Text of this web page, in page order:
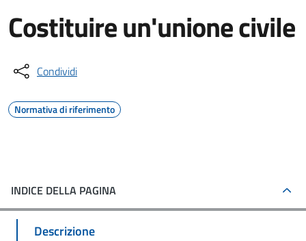
Costituire un'unione civile
Condividi
Normativa di riferimento
INDICE DELLA PAGINA
Descrizione